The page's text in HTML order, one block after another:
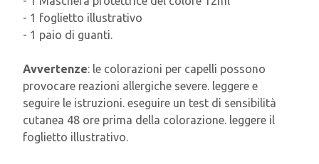
- 1 foglietto illustrativo
- 1 paio di guanti.
Avvertenze: le colorazioni per capelli possono
provocare reazioni allergiche severe. leggere e
seguire le istruzioni. eseguire un test di sensibilità
cutanea 48 ore prima della colorazione. leggere il
foglietto illustrativo.